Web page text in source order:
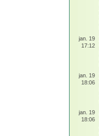
jan. 19
17:12
jan. 19
18:06
jan. 19
18:06